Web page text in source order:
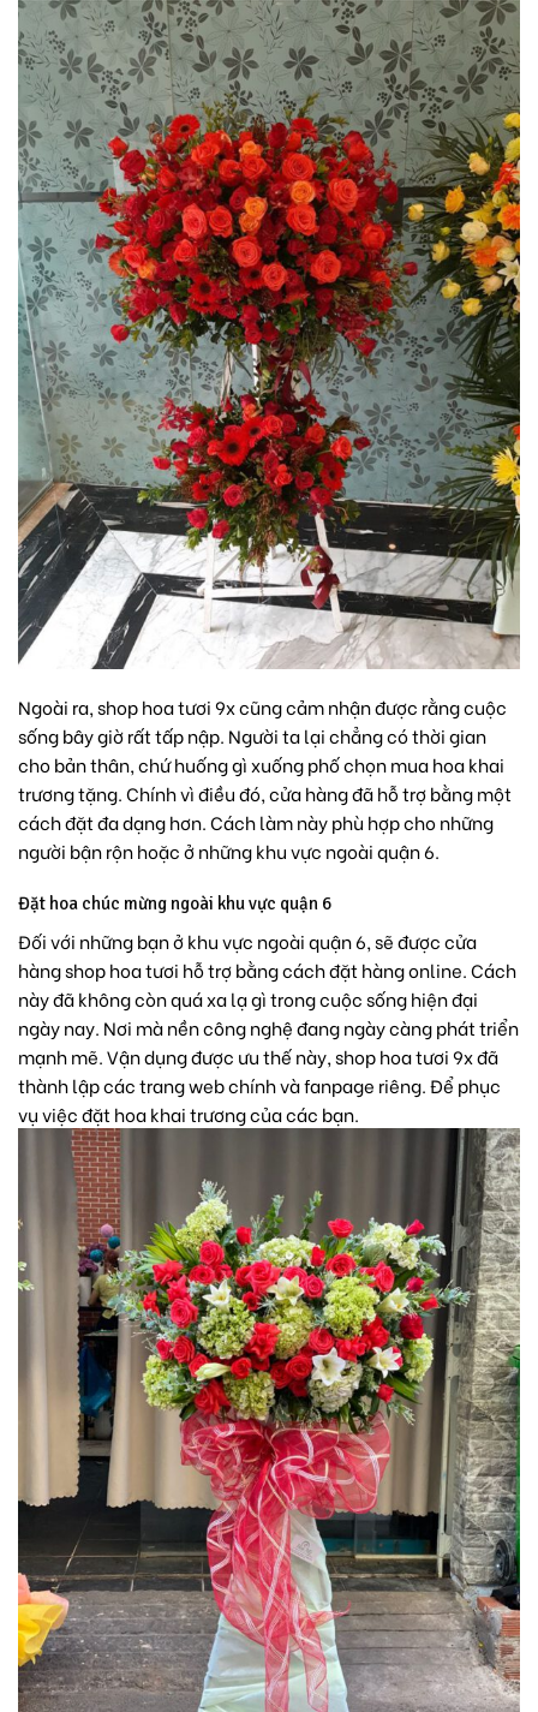
Ngoài ra, shop hoa tươi 9x cũng cảm nhận được rằng cuộc
sống bây giờ rất tấp nập. Người ta lại chẳng có thời gian
cho bản thân, chứ huống gì xuống phố chọn muahoa khai
trươngtặng. Chính vì điều đó, cửa hàng đã hỗ trợ bằng một
cách đặt đa dạng hơn. Cách làm này phù hợp cho những
người bận rộn hoặc ở những khu vực ngoài quận 6.
Đặt hoa chúc mừng ngoài khu vực quận 6
Đối với những bạn ở khu vực ngoài quận 6, sẽ được cửa
hàng shop hoa tươi hỗ trợ bằng cách đặt hàng online. Cách
này đã không còn quá xa lạ gì trong cuộc sống hiện đại
ngày nay. Nơi mà nền công nghệ đang ngày càng phát triển
mạnh mẽ. Vận dụng được ưu thế này, shop hoa tươi 9x đã
thành lập các trang web chính và fanpage riêng. Để phục
vụ việc đặt hoa khai trương của các bạn.